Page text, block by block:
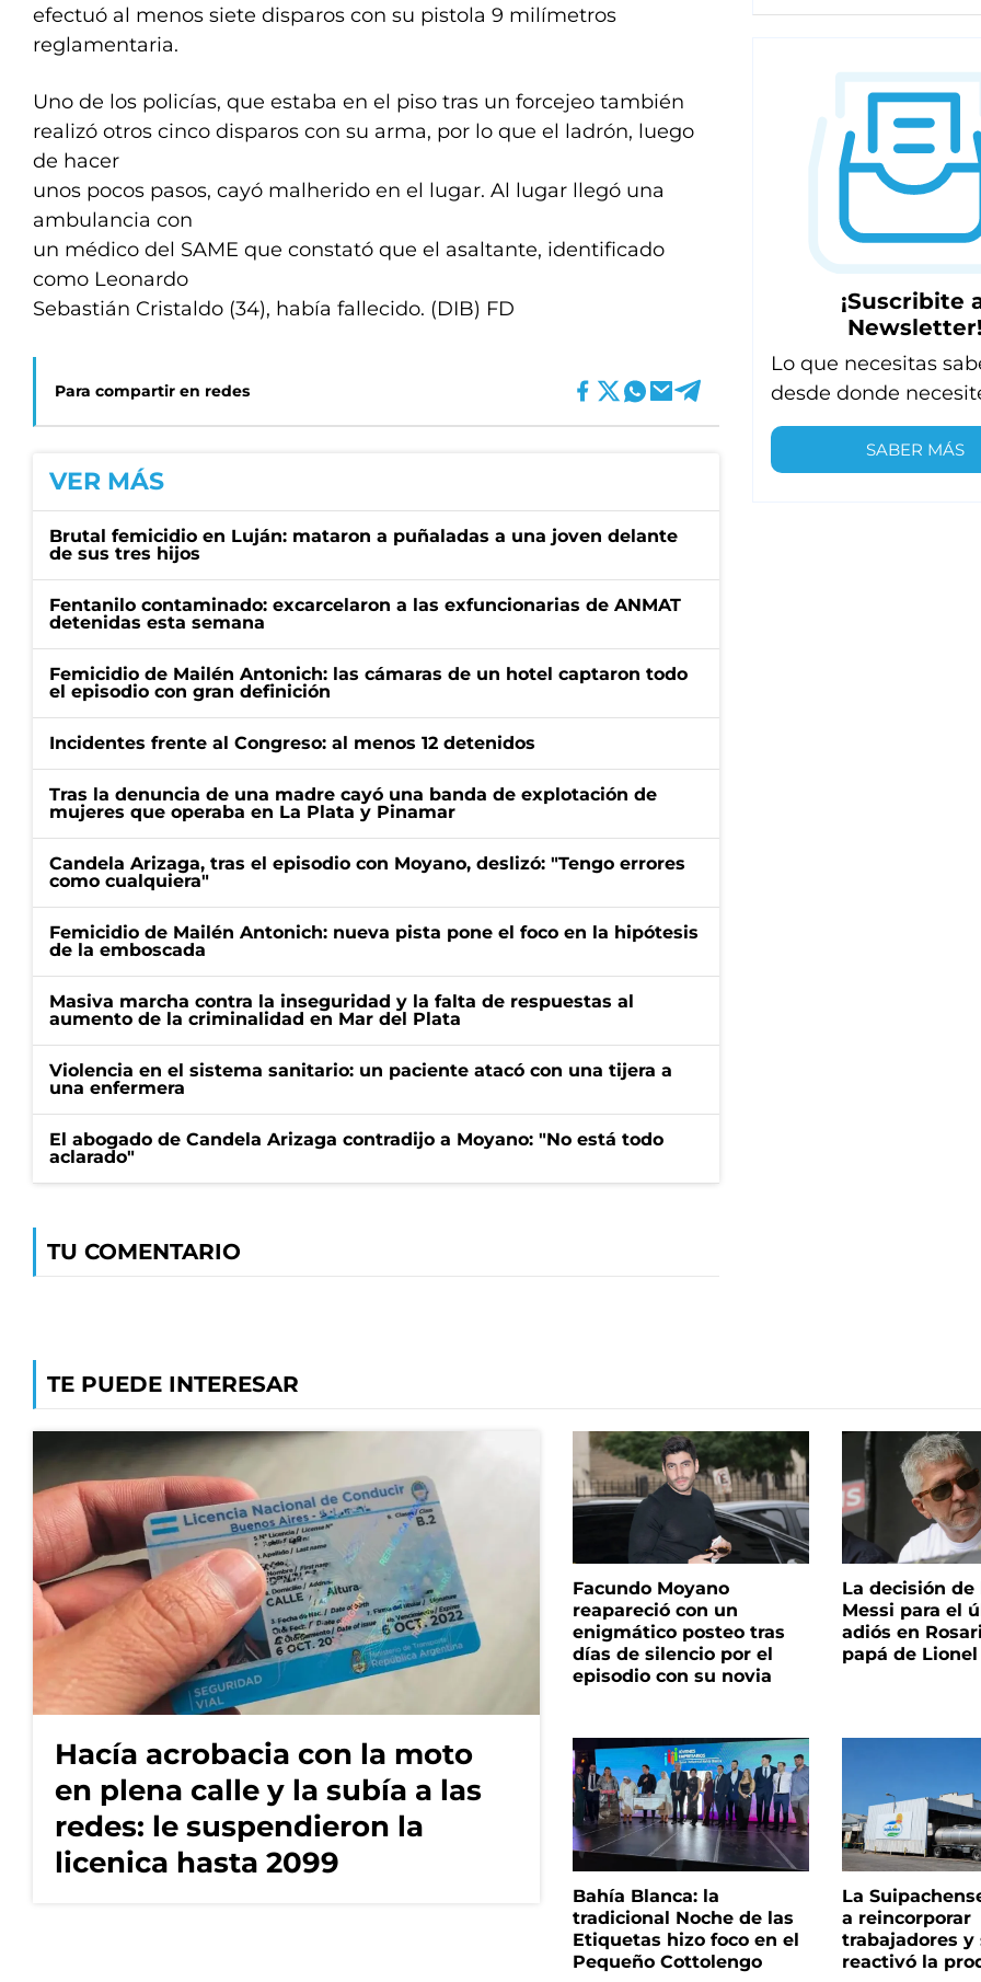
efectuó al menos siete disparos con su pistola 9 milímetros
reglamentaria.
Uno de los policías, que estaba en el piso tras un forcejeo también
realizó otros cinco disparos con su arma, por lo que el ladrón, luego
de hacer
unos pocos pasos, cayó malherido en el lugar. Al lugar llegó una
ambulancia con
un médico del SAME que constató que el asaltante, identificado
como Leonardo
Sebastián Cristaldo (34), había fallecido. (DIB) FD
Para compartir en redes
VER MÁS
Brutal femicidio en Luján: mataron a puñaladas a una joven delante
de sus tres hijos
Fentanilo contaminado: excarcelaron a las exfuncionarias de ANMAT
detenidas esta semana
Femicidio de Mailén Antonich: las cámaras de un hotel captaron todo
el episodio con gran definición
Incidentes frente al Congreso: al menos 12 detenidos
Tras la denuncia de una madre cayó una banda de explotación de
mujeres que operaba en La Plata y Pinamar
Candela Arizaga, tras el episodio con Moyano, deslizó: "Tengo errores
como cualquiera"
Femicidio de Mailén Antonich: nueva pista pone el foco en la hipótesis
de la emboscada
Masiva marcha contra la inseguridad y la falta de respuestas al
aumento de la criminalidad en Mar del Plata
Violencia en el sistema sanitario: un paciente atacó con una tijera a
una enfermera
El abogado de Candela Arizaga contradijo a Moyano: "No está todo
aclarado"
TU COMENTARIO
¡Suscribite
Newsletter!
Lo que necesitas
desde donde
SABER MÁS
TE PUEDE INTERESAR
Hacía acrobacia con la moto
en plena calle y la subía a las
redes: le suspendieron la
licenica hasta 2099
Facundo Moyano
reapareció con un
enigmático posteo tras
días de silencio por el
episodio con su novia
La decisión
Messi para el
adiós en
papá de Lionel
Bahía Blanca: la
tradicional Noche de las
Etiquetas hizo foco en el
Pequeño Cottolengo
La
a reincorporar
trabajadores y
reactivó la